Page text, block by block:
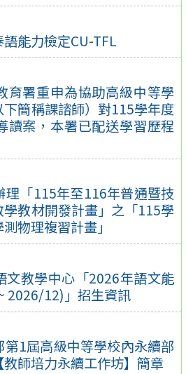
能力檢定CU-TFL
育署重申為協助高級中等學
簡稱課諮師）對115學年度
讀案，本署已配送學習歷程
理「115年至116年普通暨技
教材開發計畫」之「115學
物理複習計畫」
文教學中心「2026年語文能
2026/12)」招生資訊
1屆高級中等學校內永續部
師培力永續工作坊】簡章